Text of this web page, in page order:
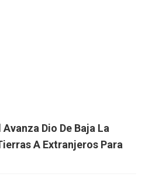
Dio De Baja La
A Extranjeros Para